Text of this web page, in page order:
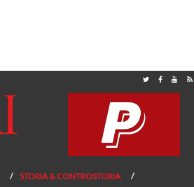
STORIA & CONTROSTORIA